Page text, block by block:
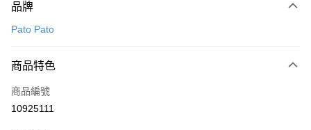
信用卡一次付款
Apple Pay
悠遊付
品牌
Pato Pato
商品特色
商品編號
10925111